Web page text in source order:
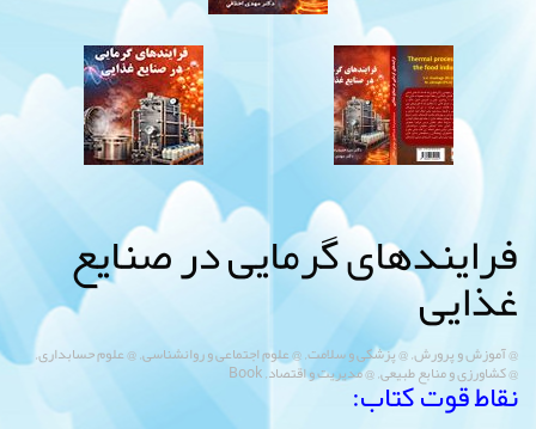
فرایندهای گرمایی در صنایع
غذایی
@ آموزش و پرورش,@ پزشکی و سلامت,@ علوم اجتماعی و روانشناسی,@ علوم حسابداری,
@ کشاورزی و منابع طبیعی,@ مدیریت و اقتصاد,
Book نقاط قوت کتاب: